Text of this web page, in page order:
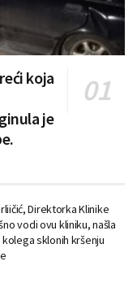
koja
je
Direktorka Klinike
vodi ovu kliniku, našla
sklonih kršenju